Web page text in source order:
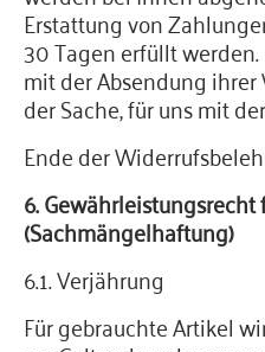
Erstattung von
30 Tagen erfüllt
mit der Absendung
der Sache, für uns mit
Ende der
6.
(Sachmängelhaftung)
6.1. Verjährung
Für gebrauchte Artikel